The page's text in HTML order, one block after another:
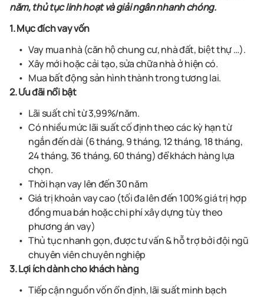
năm, thủ tục linh hoạt và giải ngân nhanh chóng.
1. Mục đích vay vốn
Vay mua nhà (căn hộ chung cư, nhà đất, biệt thự …).
Xây mới hoặc cải tạo, sửa chữa nhà ở hiện có.
Mua bất động sản hình thành trong tương lai.
2. Ưu đãi nổi bật
Lãi suất chỉ từ 3,99%/năm.
Có nhiều mức lãi suất cố định theo các kỳ hạn từ
ngắn đến dài (6 tháng, 9 tháng, 12 tháng, 18 tháng,
24 tháng, 36 tháng, 60 tháng) để khách hàng lựa
chọn.
Thời hạn vay lên đến 30 năm
Giá trị khoản vay cao (tối đa lên đến 100% giá trị hợp
đồng mua bán hoặc chi phí xây dựng tùy theo
phương án vay)
Thủ tục nhanh gọn, được tư vấn & hỗ trợ bởi đội ngũ
chuyên viên chuyên nghiệp
3. Lợi ích dành cho khách hàng
Tiếp cận nguồn vốn ổn định, lãi suất minh bạch